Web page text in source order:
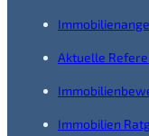
Aktuelle
Immobilien